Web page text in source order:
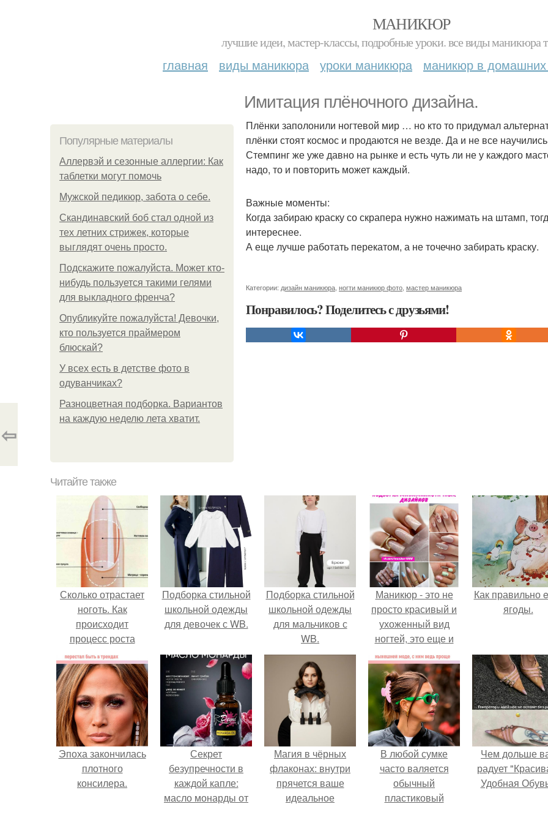
МАНИКЮР
лучшие идеи, мастер-классы, подробные уроки. все виды маникюра
главная виды маникюра уроки маникюра маникюр в домашних
Имитация плёночного дизайна.
Популярные материалы
Аллервэй и сезонные аллергии: Как
таблетки могут помочь
Мужской педикюр, забота о себе.
Скандинавский боб стал одной из
тех летних стрижек, которые
выглядят очень просто.
Подскажите пожалуйста. Может кто-
нибудь пользуется такими гелями
для выкладного френча?
Опубликуйте пожалуйста! Девочки,
кто пользуется праймером
блюскай?
У всех есть в детстве фото в
одуванчиках?
Разноцветная подборка. Вариантов
на каждую неделю лета хватит.
Плёнки заполонили ногтевой мир … но кто то придумал
плёнки стоят космос и продаются не везде. Да и не все
Стемпинг же уже давно на рынке и есть чуть ли не у каждого
надо, то и повторить может каждый.
Важные моменты:
Когда забираю краску со скрапера нужно нажимать на штамп,
интереснее.
А еще лучше работать перекатом, а не точечно забирать краску.
Категории: дизайн маникюра ногти маникюр фото мастер маникюра
Понравилось? Поделитесь с друзьями!
⇦
Читайте также
Сколько отрастает
ноготь. Как
происходит
процесс роста
ногтей
Подборка стильной
школьной одежды
для девочек с WB.
Подборка стильной
школьной одежды
для мальчиков с
WB.
Маникюр - это не
просто красивый и
ухоженный вид
ногтей, это еще и
способ выразить
свой стиль и
индивидуальность.
Как правильно
ягоды.
Эпоха закончилась
плотного
консилера.
Секрет
безупречности в
каждой капле:
масло монарды от
Магия в чёрных
флаконах: внутри
прячется ваше
идеальное
В любой сумке
часто валяется
обычный
пластиковый
Чем дольше
радует
Удобная